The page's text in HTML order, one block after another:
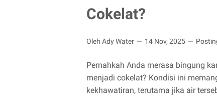
Cokelat?
Oleh Ady Water 14 Nov, 2025
Pernahkah Anda merasa bingung
menjadi cokelat? Kondisi ini
kekhawatiran, terutama jika air